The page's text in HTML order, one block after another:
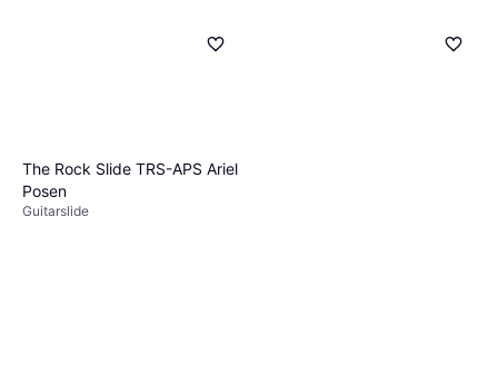
The Rock Slide TRS-APS Ariel
Posen
Guitarslide